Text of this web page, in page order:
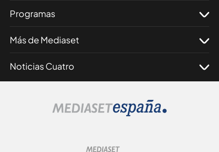
Programas
Más de Mediaset
Noticias Cuatro